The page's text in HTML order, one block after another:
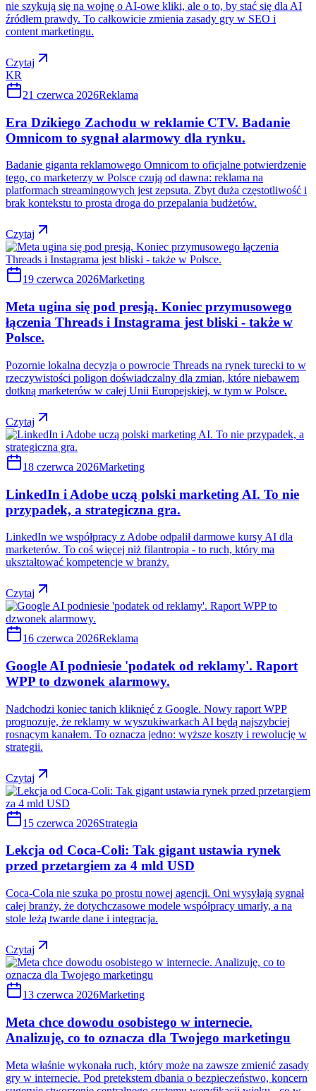
nie szykują się na wojnę o AI-owe kliki, ale o to, by stać się dla AI
źródłem prawdy. To całkowicie zmienia zasady gry w SEO i
content marketingu.
Czytaj
KR
21 czerwca 2026Reklama
Era Dzikiego Zachodu w reklamie CTV. Badanie
Omnicom to sygnał alarmowy dla rynku.
Badanie giganta reklamowego Omnicom to oficjalne potwierdzenie
tego, co marketerzy w Polsce czują od dawna: reklama na
platformach streamingowych jest zepsuta. Zbyt duża częstotliwość i
brak kontekstu to prosta droga do przepalania budżetów.
Czytaj
19 czerwca 2026Marketing
Meta ugina się pod presją. Koniec przymusowego
łączenia Threads i Instagrama jest bliski - także w
Polsce.
Pozornie lokalna decyzja o powrocie Threads na rynek turecki to w
rzeczywistości poligon doświadczalny dla zmian, które niebawem
dotkną marketerów w całej Unii Europejskiej, w tym w Polsce.
Czytaj
18 czerwca 2026Marketing
LinkedIn i Adobe uczą polski marketing AI. To nie
przypadek, a strategiczna gra.
LinkedIn we współpracy z Adobe odpalił darmowe kursy AI dla
marketerów. To coś więcej niż filantropia - to ruch, który ma
ukształtować kompetencje w branży.
Czytaj
16 czerwca 2026Reklama
Google AI podniesie 'podatek od reklamy'. Raport
WPP to dzwonek alarmowy.
Nadchodzi koniec tanich kliknięć z Google. Nowy raport WPP
prognozuje, że reklamy w wyszukiwarkach AI będą najszybciej
rosnącym kanałem. To oznacza jedno: wyższe koszty i rewolucję w
strategii.
Czytaj
15 czerwca 2026Strategia
Lekcja od Coca-Coli: Tak gigant ustawia rynek
przed przetargiem za 4 mld USD
Coca-Cola nie szuka po prostu nowej agencji. Oni wysyłają sygnał
całej branży, że dotychczasowe modele współpracy umarły, a na
stole leżą twarde dane i integracja.
Czytaj
13 czerwca 2026Marketing
Meta chce dowodu osobistego w internecie.
Analizuję, co to oznacza dla Twojego marketingu
Meta właśnie wykonała ruch, który może na zawsze zmienić zasady
gry w internecie. Pod pretekstem dbania o bezpieczeństwo, koncern